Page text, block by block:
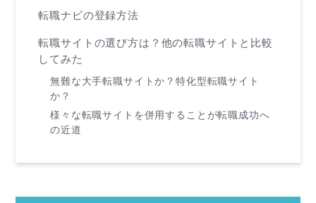
転職ナビの登録方法
転職サイトの選び方は？他の転職サイトと比較
してみた
無難な大手転職サイトか？特化型転職サイト
か？
様々な転職サイトを併用することが転職成功へ
の近道